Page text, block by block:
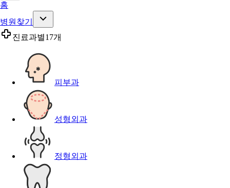
홈
병원찾기
진료과별17개
피부과
성형외과
정형외과